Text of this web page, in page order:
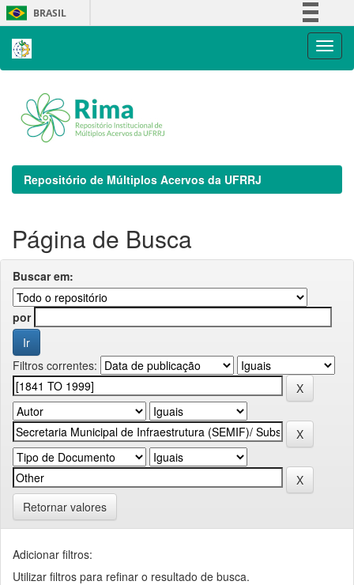
Skip
navigation
BRASIL
Repositório de Múltiplos Acervos da UFRRJ
Página de Busca
Buscar em:
por
Filtros correntes:
Retornar valores
Adicionar filtros:
Utilizar filtros para refinar o resultado de busca.